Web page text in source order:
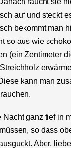
raucht sie
auf und steckt
bekommt man
so aus wie
(ein Zentimeter
kann man
Nacht ganz tief in
so dass
Aber,